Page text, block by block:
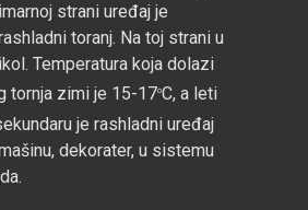
strani uređaj je
toranj. Na toj strani u
Temperatura koja dolazi
tornja zimi je 15-17oC, a leti
je rashladni uređaj
dekorater, u sistemu